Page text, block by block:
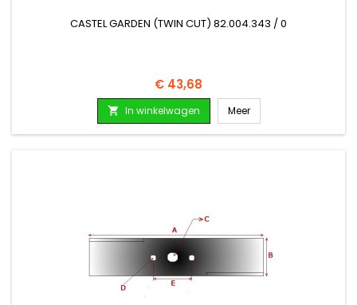
CASTEL GARDEN (TWIN CUT) 82.004.343 / 0
Prijs
€ 43,68
 In winkelwagen Meer